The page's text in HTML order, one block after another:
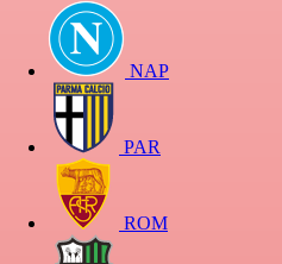
NAP
PAR
ROM